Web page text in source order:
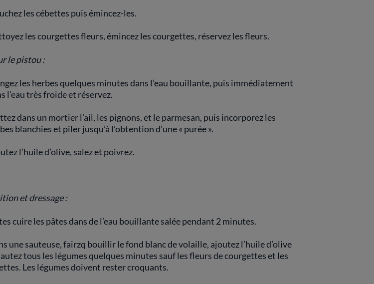
les cébettes puis émincez-les.
les courgettes fleurs, émincez les courgettes, réservez les fleurs.
le pistou :
les herbes quelques minutes dans l’eau bouillante, puis immédiatement
l’eau très froide et réservez.
dans un mortier l’ail, les pignons, et le parmesan, puis incorporez les
blanchies et piler jusqu’à l’obtention d’une « purée ».
l’huile d’olive, salez et poivrez.
et dressage :
cuire les pâtes dans de l’eau bouillante salée pendant 2 minutes.
une sauteuse, fairzq bouillir le fond blanc de volaille, ajoutez l’huile d’olive
tous les légumes quelques minutes sauf les fleurs de courgettes et les
Les légumes doivent rester croquants.